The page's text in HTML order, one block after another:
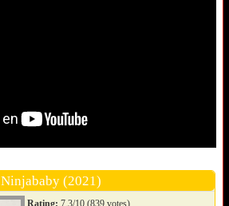
Ninjababy (2021)